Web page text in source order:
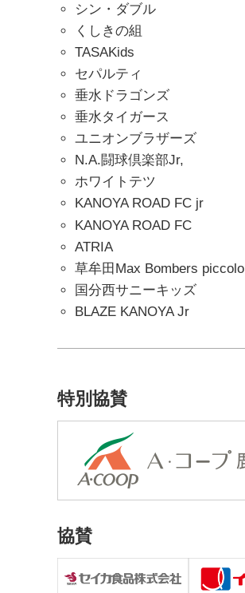
シン・ダブル
くしきの組
TASAKids
セパルティ
垂水ドラゴンズ
垂水タイガース
ユニオンブラザーズ
N.A.闘球倶楽部Jr,
ホワイトテツ
KANOYA ROAD FC jr
KANOYA ROAD FC
ATRIA
草牟田Max Bombers piccolo
国分西サニーキッズ
BLAZE KANOYA Jr
特別協賛
協賛